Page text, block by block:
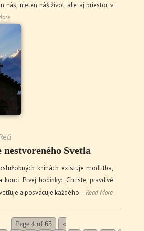
nás, nielen náš život, ale aj priestor, v
nestvoreného Svetla
knihách existuje modlitba,
Prvej hodinky: „Christe, pravdivé
a posväcuje každého…Read More
Page 4 of 65
«